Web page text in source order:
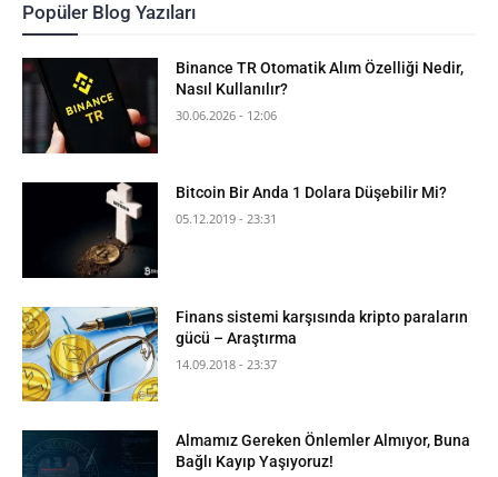
Popüler Blog Yazıları
Binance TR Otomatik Alım Özelliği Nedir,
Nasıl Kullanılır?
30.06.2026 - 12:06
Bitcoin Bir Anda 1 Dolara Düşebilir Mi?
05.12.2019 - 23:31
Finans sistemi karşısında kripto paraların
gücü – Araştırma
14.09.2018 - 23:37
Almamız Gereken Önlemler Almıyor, Buna
Bağlı Kayıp Yaşıyoruz!